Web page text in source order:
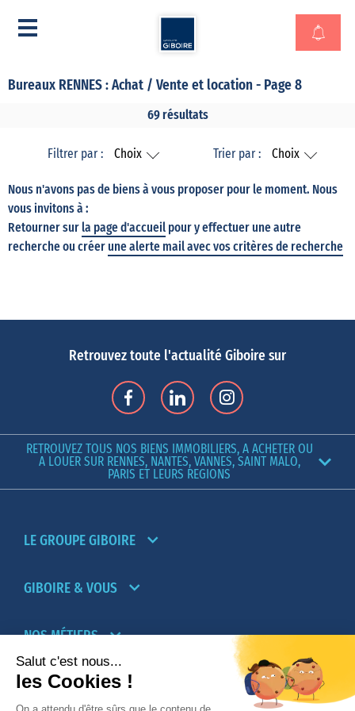
Bureaux RENNES : Achat / Vente et location - Page 8
69 résultats
Filtrer par : Choix Trier par : Choix
Nous n'avons pas de biens à vous proposer pour le moment. Nous
vous invitons à :
Retourner sur la page d'accueil pour y effectuer une autre
recherche ou créer une alerte mail avec vos critères de recherche
Retrouvez toute l'actualité Giboire sur
RETROUVEZ TOUS NOS BIENS IMMOBILIERS, A ACHETER OU
A LOUER SUR RENNES, NANTES, VANNES, SAINT MALO,
PARIS ET LEURS REGIONS
LE GROUPE GIBOIRE
GIBOIRE & VOUS
NOS MÉTIERS
PARTENAIRES